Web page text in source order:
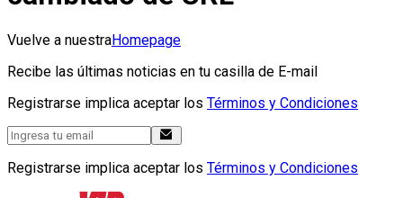
Vuelve a nuestraHomepage
Recibe las últimas noticias en tu casilla de E-mail
Registrarse implica aceptar los Términos y Condiciones
Registrarse implica aceptar los Términos y Condiciones